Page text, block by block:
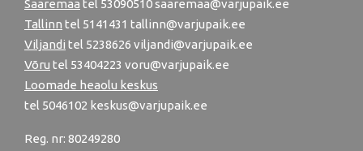
Saaremaa tel 53090510 saaremaa@varjupaik.ee
Tallinn tel 5141431 tallinn@varjupaik.ee
Viljandi tel 5238626 viljandi@varjupaik.ee
Võru tel 53404223 voru@varjupaik.ee
Loomade heaolu keskus
tel 5046102 keskus@varjupaik.ee
Reg. nr: 80249280